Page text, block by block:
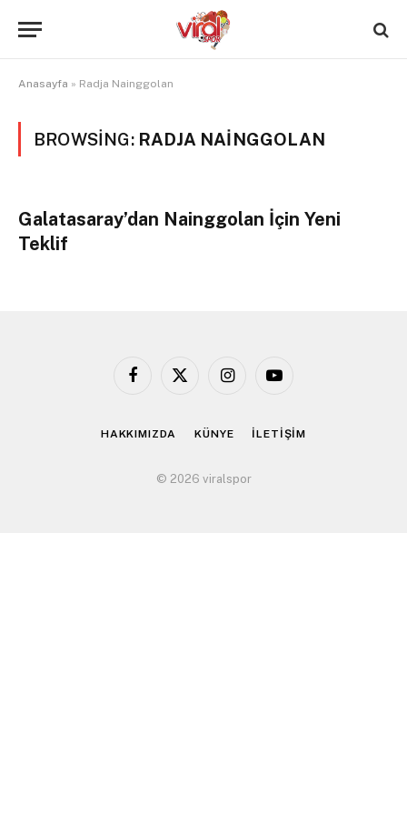
Anasayfa » Radja Nainggolan
BROWSING: RADJA NAINGGOLAN
Galatasaray’dan Nainggolan İçin Yeni
Teklif
Facebook
X
InstagramYouTube
HAKKIMIZDA KÜNYE İLETİŞİM
© 2026 viralspor